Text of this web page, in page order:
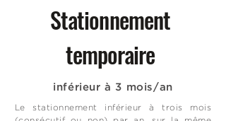
Stationnement
temporaire
inférieur à 3 mois/an
Le stationnement inférieur à trois mois